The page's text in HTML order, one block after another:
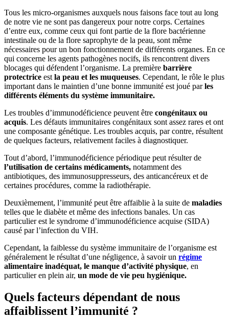
Tous les micro-organismes auxquels nous faisons face tout au long
de notre vie ne sont pas dangereux pour notre corps. Certaines
d’entre eux, comme ceux qui font partie de la flore bactérienne
intestinale ou de la flore saprophyte de la peau, sont même
nécessaires pour un bon fonctionnement de différents organes. En ce
qui concerne les agents pathogènes nocifs, ils rencontrent divers
blocages qui défendent l’organisme. La première barrière
protectrice est la peau et les muqueuses. Cependant, le rôle le plus
important dans le maintien d’une bonne immunité est joué parles
différents éléments du système immunitaire.
Les troubles d’immunodéficience peuvent être congénitaux ou
acquis. Les défauts immunitaires congénitaux sont assez rares et ont
une composante génétique. Les troubles acquis, par contre, résultent
de quelques facteurs, relativement faciles à diagnostiquer.
Tout d’abord, l’immunodéficience périodique peut résulter de
l’utilisation de certains médicaments, notamment des
antibiotiques, des immunosuppresseurs, des anticancéreux et de
certaines procédures, comme la radiothérapie.
Deuxièmement, l’immunité peut être affaiblie à la suite de maladies
telles que le diabète et même des infections banales. Un cas
particulier est le syndrome d’immunodéficience acquise (SIDA)
causé par l’infection du VIH.
Cependant, la faiblesse du système immunitaire de l’organisme est
généralement le résultat d’une négligence, à savoir un régime
alimentaire inadéquat, le manque d’activité physique, en
particulier en plein air, un mode de vie peu hygiénique.
Quels facteurs dépendant de nous
affaiblissent l’immunité ?